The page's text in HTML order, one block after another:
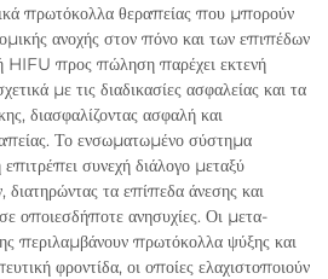
πρωτόκολλα θεραπείας που μπορούν
ανοχής στον πόνο και των επιπέδων
HIFU προς πώληση παρέχει εκτενή
με τις διαδικασίες ασφαλείας και τα
διασφαλίζοντας ασφαλή και
Το ενσωματωμένο σύστημα
συνεχή διάλογο μεταξύ
διατηρώντας τα επίπεδα άνεσης και
οποιεσδήποτε ανησυχίες. Οι μετα-
περιλαμβάνουν πρωτόκολλα ψύξης και
φροντίδα, οι οποίες ελαχιστοποιούν